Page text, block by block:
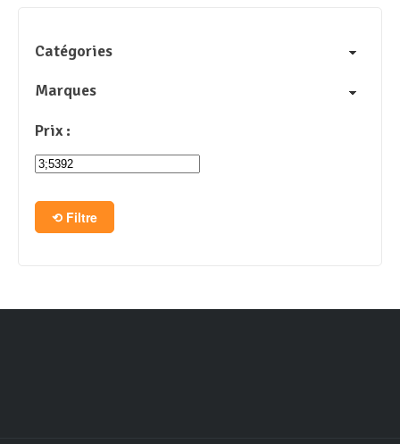
Catégories
Marques
Prix :
Filtre